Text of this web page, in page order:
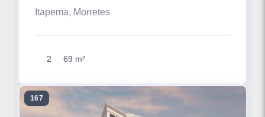
Itapema, Morretes
2 69 m²
167